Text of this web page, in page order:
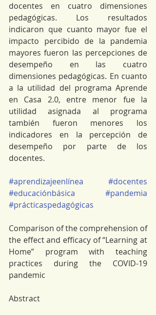
docentes en cuatro dimensiones
pedagógicas. Los resultados
indicaron que cuanto mayor fue el
impacto percibido de la pandemia
mayores fueron las percepciones de
desempeño en las cuatro
dimensiones pedagógicas. En cuanto
a la utilidad del programa Aprende
en Casa 2.0, entre menor fue la
utilidad asignada al programa
también fueron menores los
indicadores en la percepción de
desempeño por parte de los
docentes.
#aprendizajeenlínea
#docentes
#educaciónbásica
#pandemia
#prácticaspedagógicas
Comparison of the comprehension of
the effect and efficacy of “Learning at
Home” program with teaching
practices during the COVID-19
pandemic
Abstract